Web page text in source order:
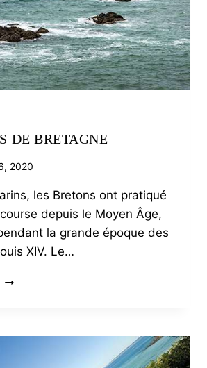
DE BRETAGNE
2020
les Bretons ont pratiqué
depuis le Moyen Âge,
la grande époque des
XIV. Le…